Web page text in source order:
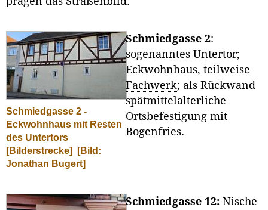
Schmiedgasse 2 -
Eckwohnhaus mit Resten
des Untertors
[Bilderstrecke]
[Bild:
Jonathan Bugert]
Schmiedgasse 2:
sogenanntes Untertor;
Eckwohnhaus, teilweise
Fachwerk; als Rückwand
spätmittelalterliche
Ortsbefestigung mit
Bogenfries.
Schmiedgasse 12: Nische